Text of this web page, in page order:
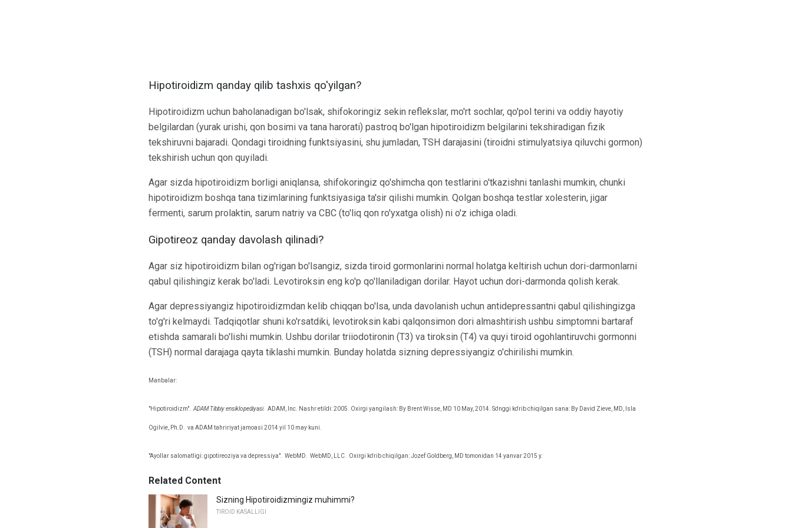
Hipotiroidizm qanday qilib tashxis qo'yilgan?
Hipotiroidizm uchun baholanadigan bo'lsak, shifokoringiz sekin reflekslar, mo'rt sochlar, qo'pol terini va oddiy hayotiy
belgilardan (yurak urishi, qon bosimi va tana harorati) pastroq bo'lgan hipotiroidizm belgilarini tekshiradigan fizik
tekshiruvni bajaradi. Qondagi tiroidning funktsiyasini, shu jumladan, TSH darajasini (tiroidni stimulyatsiya qiluvchi gormon)
tekshirish uchun qon quyiladi.
Agar sizda hipotiroidizm borligi aniqlansa, shifokoringiz qo'shimcha qon testlarini o'tkazishni tanlashi mumkin, chunki
hipotiroidizm boshqa tana tizimlarining funktsiyasiga ta'sir qilishi mumkin. Qolgan boshqa testlar xolesterin, jigar
fermenti, sarum prolaktin, sarum natriy va CBC (to'liq qon ro'yxatga olish) ni o'z ichiga oladi.
Gipotireoz qanday davolash qilinadi?
Agar siz hipotiroidizm bilan og'rigan bo'lsangiz, sizda tiroid gormonlarini normal holatga keltirish uchun dori-darmonlarni
qabul qilishingiz kerak bo'ladi. Levotiroksin eng ko'p qo'llaniladigan dorilar. Hayot uchun dori-darmonda qolish kerak.
Agar depressiyangiz hipotiroidizmdan kelib chiqqan bo'lsa, unda davolanish uchun antidepressantni qabul qilishingizga
to'g'ri kelmaydi. Tadqiqotlar shuni ko'rsatdiki, levotiroksin kabi qalqonsimon dori almashtirish ushbu simptomni bartaraf
etishda samarali bo'lishi mumkin. Ushbu dorilar triiodotironin (T3) va tiroksin (T4) va quyi tiroid ogohlantiruvchi gormonni
(TSH) normal darajaga qayta tiklashi mumkin. Bunday holatda sizning depressiyangiz o'chirilishi mumkin.
Manbalar:
"Hipotiroidizm". ADAM Tibbiy ensiklopediyasi. ADAM, Inc. Nashr etildi: 2005. Oxirgi yangilash: By Brent Wisse, MD 10 May, 2014. So'nggi ko'rib chiqilgan sana: By David Zieve, MD, Isla
Ogilvie, Ph.D. va ADAM tahririyat jamoasi 2014 yil 10 may kuni.
"Ayollar salomatligi: gipotireoziya va depressiya". WebMD. WebMD, LLC. Oxirgi ko'rib chiqilgan: Jozef Goldberg, MD tomonidan 14 yanvar 2015 y.
Related Content
Sizning Hipotiroidizmingiz muhimmi?
TIROID KASALLIGI